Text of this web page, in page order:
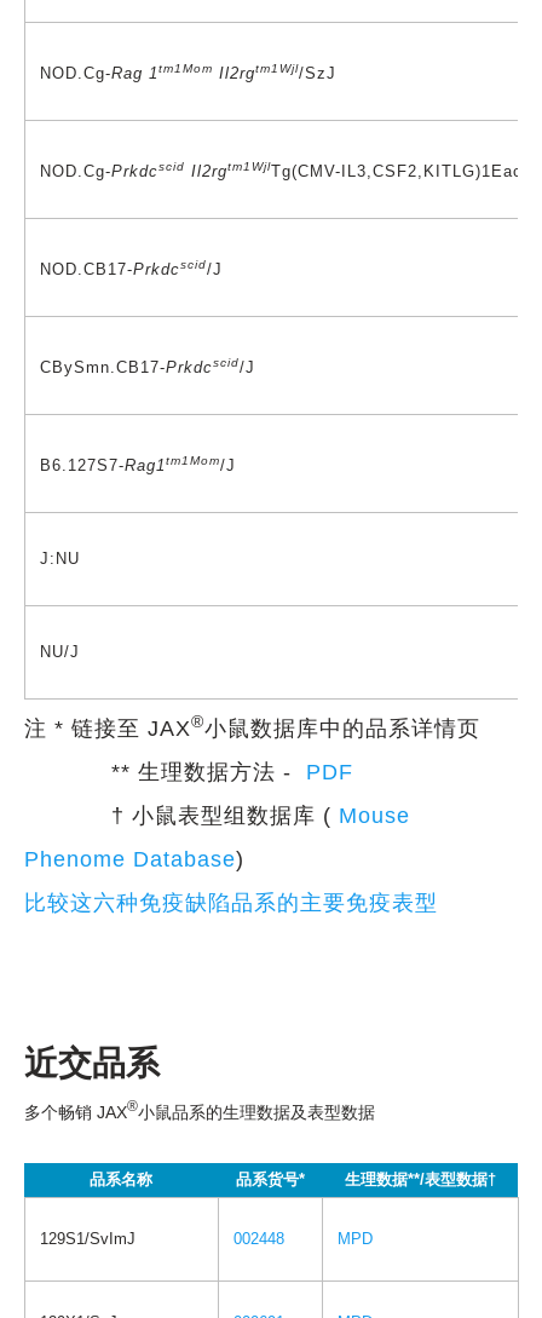
NOD.Cg-Rag 1tm1Mom Il2rgtm1Wjl/SzJ
NOD.Cg-Prkdcscid Il2rgtm1WjlTg(CMV-IL3,CSF2,KITLG)1Eac/
NOD.CB17-Prkdcscid/J
CBySmn.CB17-Prkdcscid/J
B6.127S7-Rag1tm1Mom/J
J:NU
NU/J
注 * 链接至 JAX®小鼠数据库中的品系详情页
** 生理数据方法 - PDF
† 小鼠表型组数据库 ( Mouse
Phenome Database)
比较这六种免疫缺陷品系的主要免疫表型
近交品系
多个畅销 JAX®小鼠品系的生理数据及表型数据
品系名称 品系货号* 生理数据**/表型数据†
129S1/SvImJ 002448 MPD